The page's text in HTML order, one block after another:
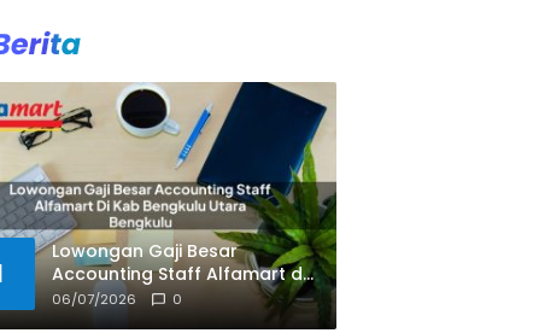
Lowongan Gaji Besar
Accounting Staff Alfamart di
Kab. Bengkulu Utara,
Bengkulu Tahun 2025
06/07/2026 0